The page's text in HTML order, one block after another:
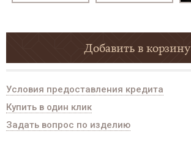
Добавить в корзину
Условия предоставления кредита
Купить в один клик
Задать вопрос по изделию